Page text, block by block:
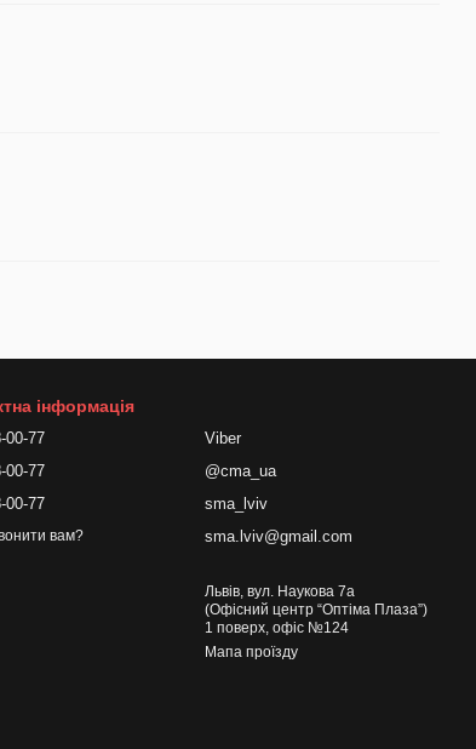
інформація
00-77
00-77
00-77
вам?
Viber
@cma_ua
sma_lviv
sma.lviv@gmail.com
Львів, вул. Наукова 7а
(Офісний центр “Оптіма Плаза”)
1 поверх, офіс №124
Мапа проїзду